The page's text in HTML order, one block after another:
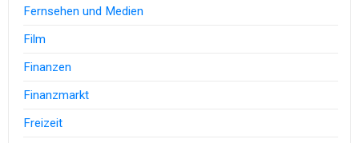
Fernsehen und Medien
Film
Finanzen
Finanzmarkt
Freizeit